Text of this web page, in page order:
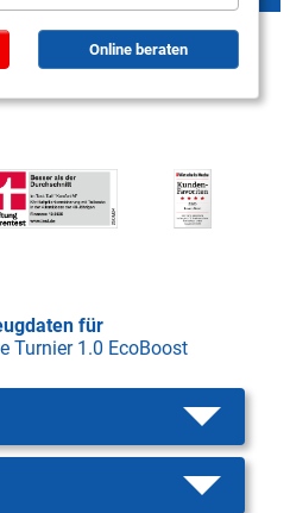
Online beraten
für
Turnier 1.0 EcoBoost